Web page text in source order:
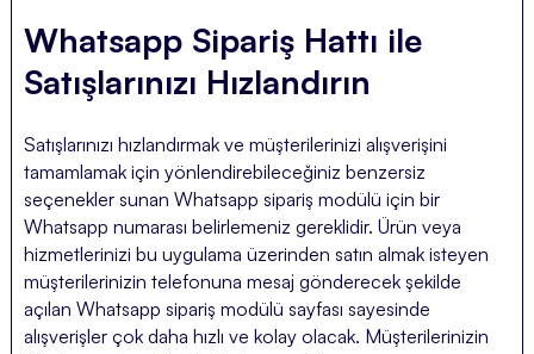
Whatsapp Sipariş Hattı ile
Satışlarınızı Hızlandırın
Satışlarınızı hızlandırmak ve müşterilerinizi alışverişini
tamamlamak için yönlendirebileceğiniz benzersiz
seçenekler sunan Whatsapp sipariş modülü için bir
Whatsapp numarası belirlemeniz gereklidir. Ürün veya
hizmetlerinizi bu uygulama üzerinden satın almak isteyen
müşterilerinizin telefonuna mesaj gönderecek şekilde
açılan Whatsapp sipariş modülü sayfası sayesinde
alışverişler çok daha hızlı ve kolay olacak. Müşterilerinizin